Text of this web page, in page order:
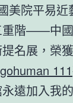
美院平易
重階——中
名展，榮
111
遠加入我